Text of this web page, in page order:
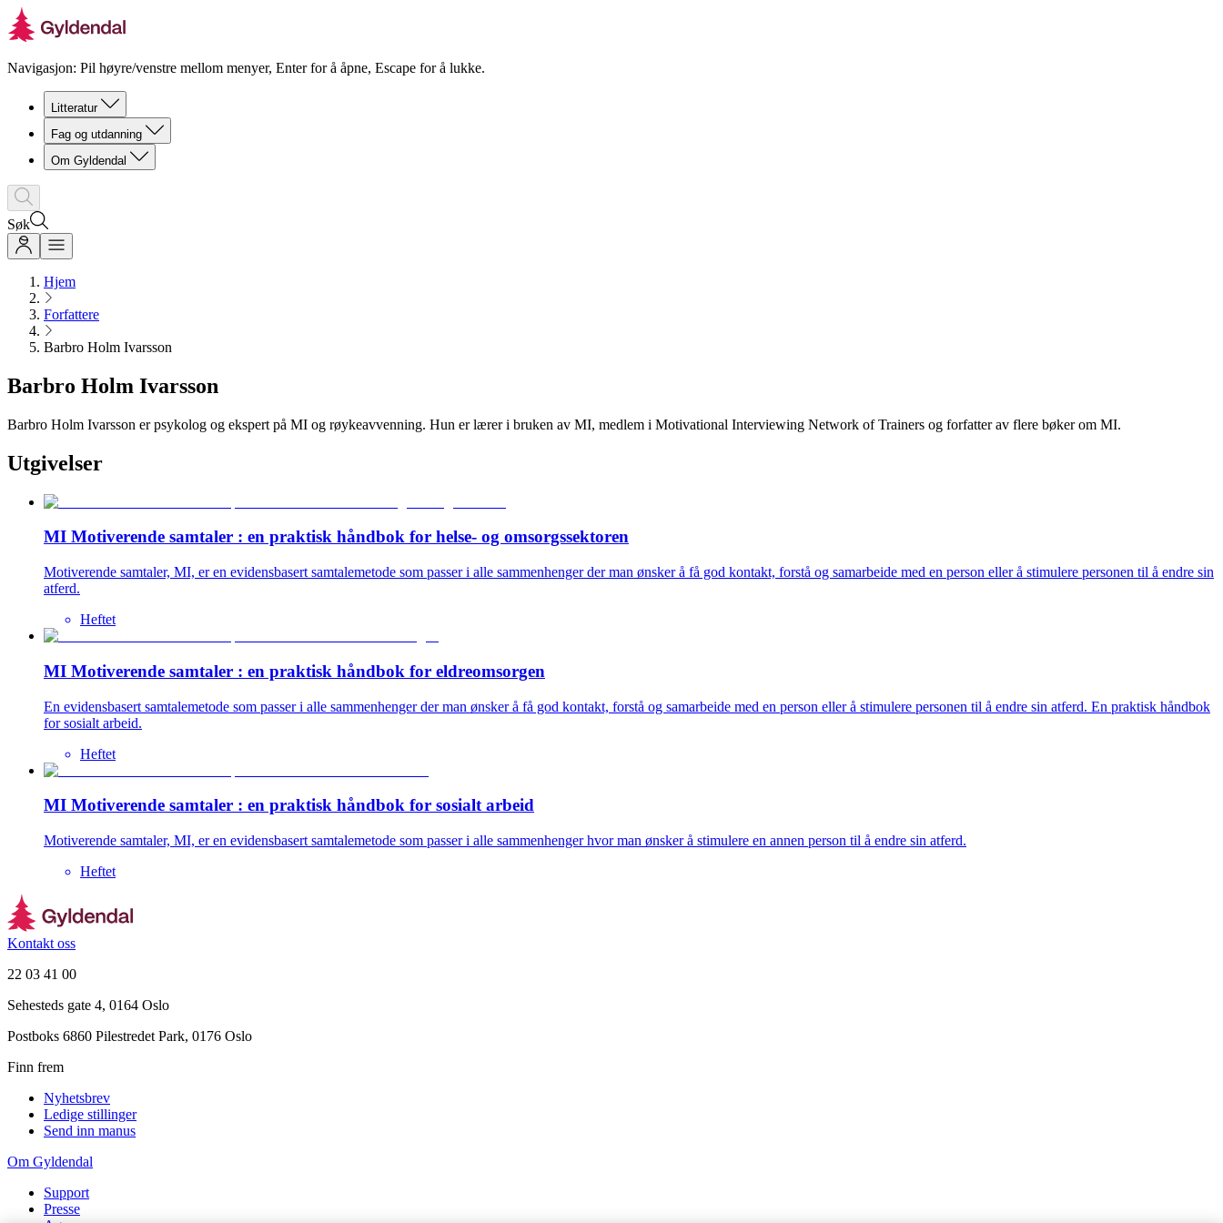
Navigasjon: Pil høyre/venstre mellom menyer, Enter for å åpne, Escape for å lukke.
Litteratur
Fag og utdanning
Om Gyldendal
Søk
Hjem
Forfattere
Barbro Holm Ivarsson
Barbro Holm Ivarsson
Barbro Holm Ivarsson er psykolog og ekspert på MI og røykeavvenning. Hun er lærer i bruken av MI, medlem i Motivational Interviewing Network of Trainers og forfatter av flere bøker om MI.
Utgivelser
MI Motiverende samtaler : en praktisk håndbok for helse- og omsorgssektoren
Motiverende samtaler, MI, er en evidensbasert samtalemetode som passer i alle sammenhenger der man ønsker å få god kontakt, forstå og samarbeide med en person eller å stimulere personen til å endre sin
atferd.
Heftet
MI Motiverende samtaler : en praktisk håndbok for eldreomsorgen
En evidensbasert samtalemetode som passer i alle sammenhenger der man ønsker å få god kontakt, forstå og samarbeide med en person eller å stimulere personen til å endre sin atferd. En praktisk håndbok
for sosialt arbeid.
Heftet
MI Motiverende samtaler : en praktisk håndbok for sosialt arbeid
Motiverende samtaler, MI, er en evidensbasert samtalemetode som passer i alle sammenhenger hvor man ønsker å stimulere en annen person til å endre sin atferd.
Heftet
Kontakt oss
22 03 41 00
Sehesteds gate 4, 0164 Oslo
Postboks 6860 Pilestredet Park, 0176 Oslo
Finn frem
Nyhetsbrev
Ledige stillinger
Send inn manus
Om Gyldendal
Support
Presse